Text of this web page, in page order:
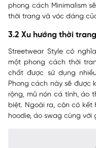
phong cách Minimalism
thời trang và vóc dáng
3.2 Xu hướng thời
Streetwear Style có
một phong cách thời
chất được sử dụng
Phong cách này sẽ được
rộng, mũ nón cá tính, áo
biệt. Ngoài ra, còn có
hoodie, áo swag cùng với